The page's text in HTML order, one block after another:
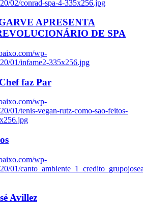
02/conrad-spa-4-335x256.jpg
APRESENTA
DE SPA
wp-
01/infame2-335x256.jpg
faz Par
wp-
01/tenis-vegan-rutz-como-sao-feitos-
wp-
01/
Avillez